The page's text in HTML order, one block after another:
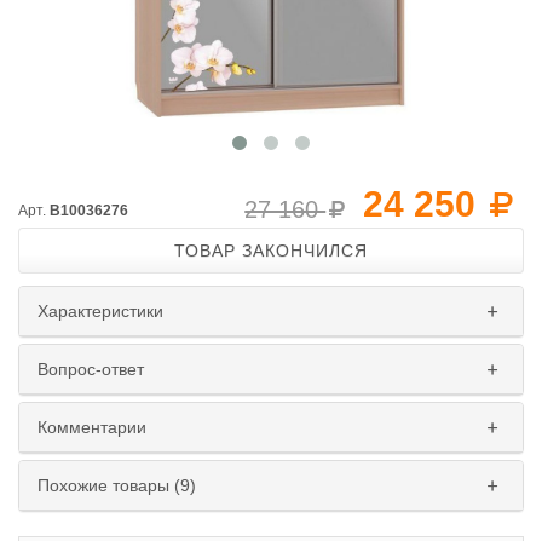
24 250
27 160
Арт. B10036276
ТОВАР ЗАКОНЧИЛСЯ
Характеристики
Вопрос-ответ
Комментарии
Похожие товары (9)